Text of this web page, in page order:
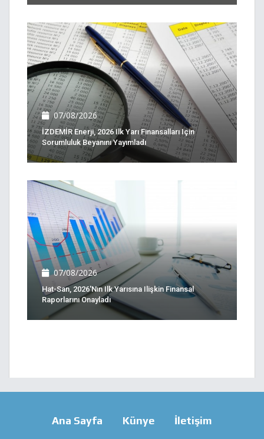
07/08/2026
İZDEMİR Enerji, 2026 Ilk Yarı Finansalları Için
Sorumluluk Beyanını Yayımladı
07/08/2026
Hat-San, 2026'nın Ilk Yarısına Ilişkin Finansal
Raporlarını Onayladı
Ana Sayfa Künye İletişim